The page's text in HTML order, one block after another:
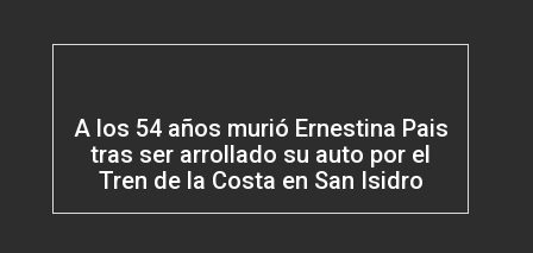
A los 54 años murió Ernestina Pais
tras ser arrollado su auto por el
Tren de la Costa en San Isidro